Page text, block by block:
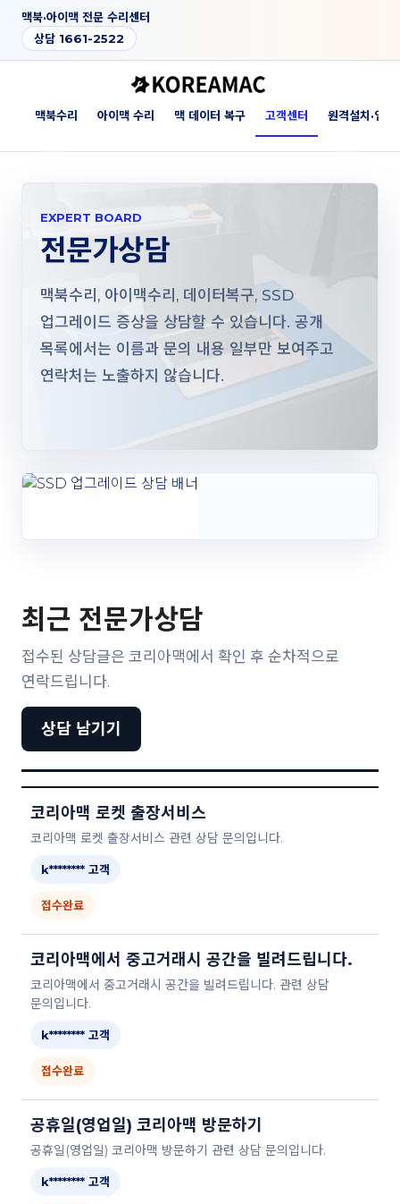
맥북·아이맥 전문 수리센터
상담 1661-2522
맥북수리 아이맥 수리 맥 데이터 복구 고객센터 원격설치·업그
EXPERT BOARD
전문가상담
맥북수리, 아이맥수리, 데이터복구, SSD
업그레이드 증상을 상담할 수 있습니다. 공개
목록에서는 이름과 문의 내용 일부만 보여주고
연락처는 노출하지 않습니다.
최근 전문가상담
접수된 상담글은 코리아맥에서 확인 후 순차적으로
연락드립니다.
상담 남기기
코리아맥 로켓 출장서비스
코리아맥 로켓 출장서비스 관련 상담 문의입니다.
k******** 고객
접수완료
코리아맥에서 중고거래시 공간을 빌려드립니다.
코리아맥에서 중고거래시 공간을 빌려드립니다. 관련 상담
문의입니다.
k******** 고객
접수완료
공휴일(영업일) 코리아맥 방문하기
공휴일(영업일) 코리아맥 방문하기 관련 상담 문의입니다.
k******** 고객